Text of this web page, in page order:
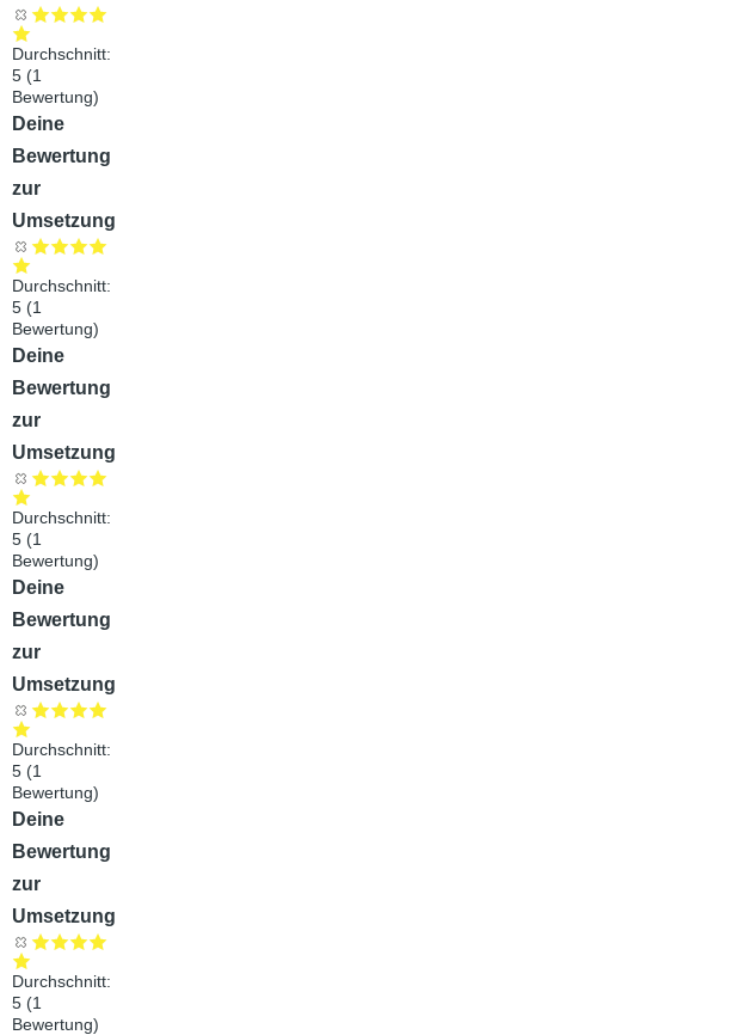
Durchschnitt:
5 (1
Bewertung)
Audiodatei
Deine
Bewertung
zur
Umsetzung
Durchschnitt:
5 (1
Bewertung)
Audiodatei
Deine
Bewertung
zur
Umsetzung
Durchschnitt:
5 (1
Bewertung)
Audiodatei
Deine
Bewertung
zur
Umsetzung
Durchschnitt:
5 (1
Bewertung)
Audiodatei
Deine
Bewertung
zur
Umsetzung
Durchschnitt:
5 (1
Bewertung)